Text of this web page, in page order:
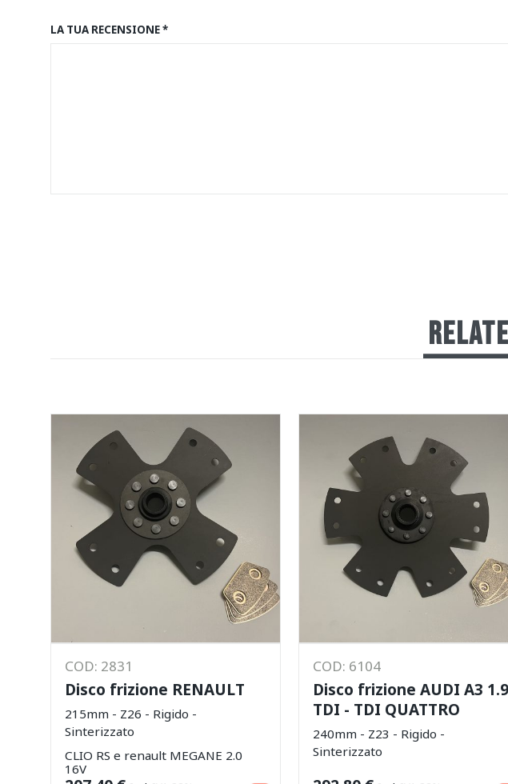
LA TUA RECENSIONE*
COD: 2831
Disco frizione RENAULT
215mm - Z26 - Rigido -
Sinterizzato
CLIO RS e renault MEGANE 2.0
16V
COD: 6104
Disco frizione AUDI A3 1.9
TDI - TDI QUATTRO
240mm - Z23 - Rigido -
Sinterizzato